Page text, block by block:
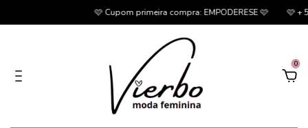
0
🩷 Cupom primeira compra: EMPODERESE 🩷 🩷 + 5% OFF no